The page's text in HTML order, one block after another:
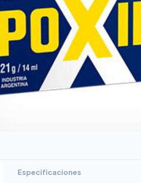
Especificaciones